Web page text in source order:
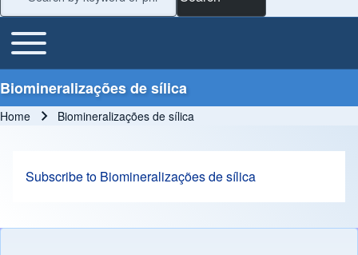
Main Menu
Toggle main menu
Biomineralizações de sílica
Home Biomineralizações de sílica
Subscribe to Biomineralizações de sílica